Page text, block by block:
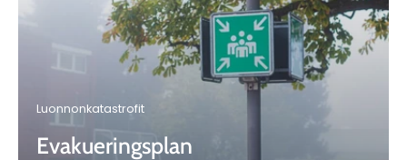
Luonnonkatastrofit
Evakueringsplan